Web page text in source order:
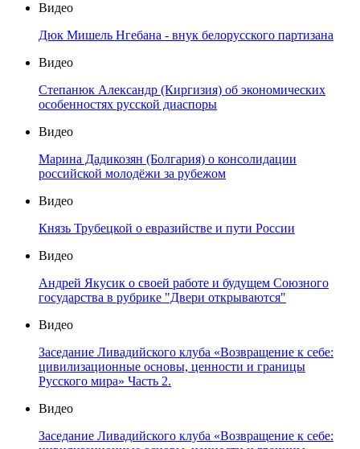
Видео
Дюк Мишель Нгебана - внук белорусского партизана
Видео
Степанюк Александр (Киргизия) об экономических
особенностях русской диаспоры
Видео
Марина Дадикозян (Болгария) о консолидации
российской молодёжи за рубежом
Видео
Князь Трубецкой о евразийстве и пути России
Видео
Андрей Якусик о своей работе и будущем Союзного
государства в рубрике "Двери открываются"
Видео
Заседание Ливадийского клуба «Возвращение к себе:
цивилизационные основы, ценности и границы
Русского мира» Часть 2.
Видео
Заседание Ливадийского клуба «Возвращение к себе: